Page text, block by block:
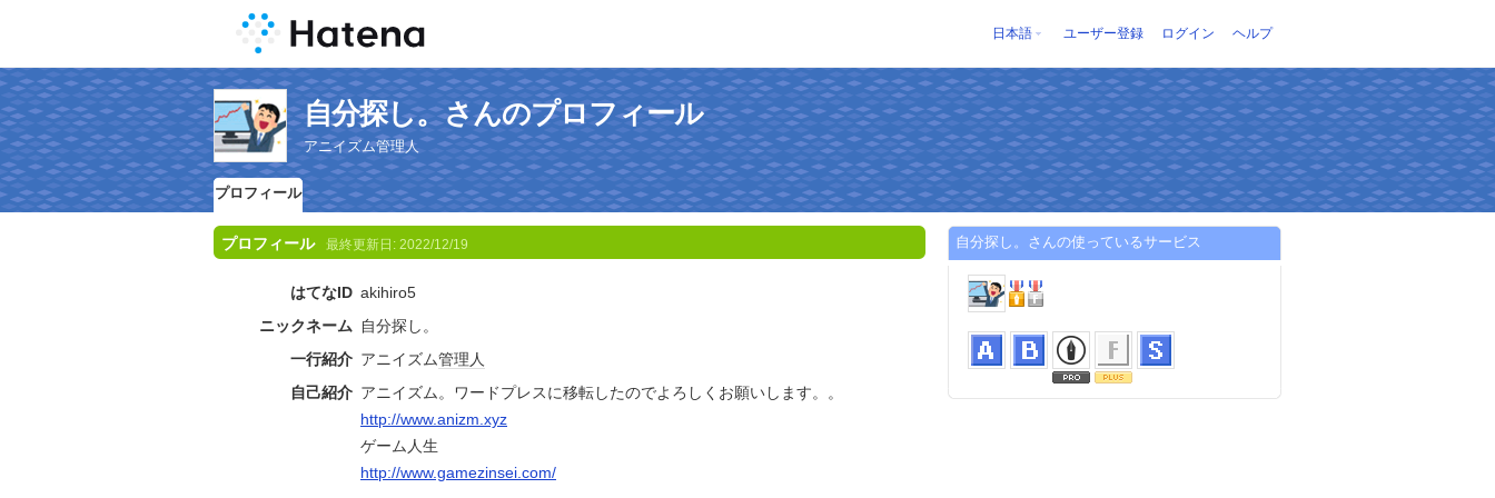
日本語 ユーザー登録 ログイン ヘルプ
自分探し。さんのプロフィール
アニイズム管理人
プロフィール
プロフィール 最終更新日: 2022/12/19
はてなID akihiro5
ニックネーム 自分探し。
一行紹介 アニイズム管理人
自己紹介 アニイズム。ワードプレスに移転したのでよろしくお願いします。。
http://www.anizm.xyz
ゲーム人生
http://www.gamezinsei.com/
自分探し。さんの使っているサービス